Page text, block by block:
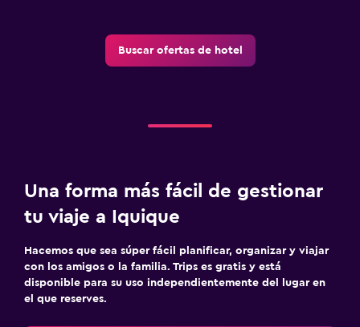
Buscar ofertas de hotel
Una forma más fácil de gestionar
tu viaje a Iquique
Hacemos que sea súper fácil planificar, organizar y viajar
con los amigos o la familia. Trips es gratis y está
disponible para su uso independientemente del lugar en
el que reserves.